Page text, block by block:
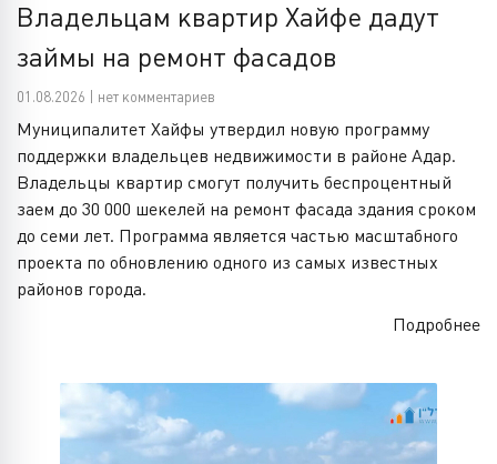
Владельцам квартир Хайфе дадут
займы на ремонт фасадов
01.08.2026 | нет комментариев
Муниципалитет Хайфы утвердил новую программу
поддержки владельцев недвижимости в районе Адар.
Владельцы квартир смогут получить беспроцентный
заем до 30 000 шекелей на ремонт фасада здания сроком
до семи лет. Программа является частью масштабного
проекта по обновлению одного из самых известных
районов города.
Подробнее